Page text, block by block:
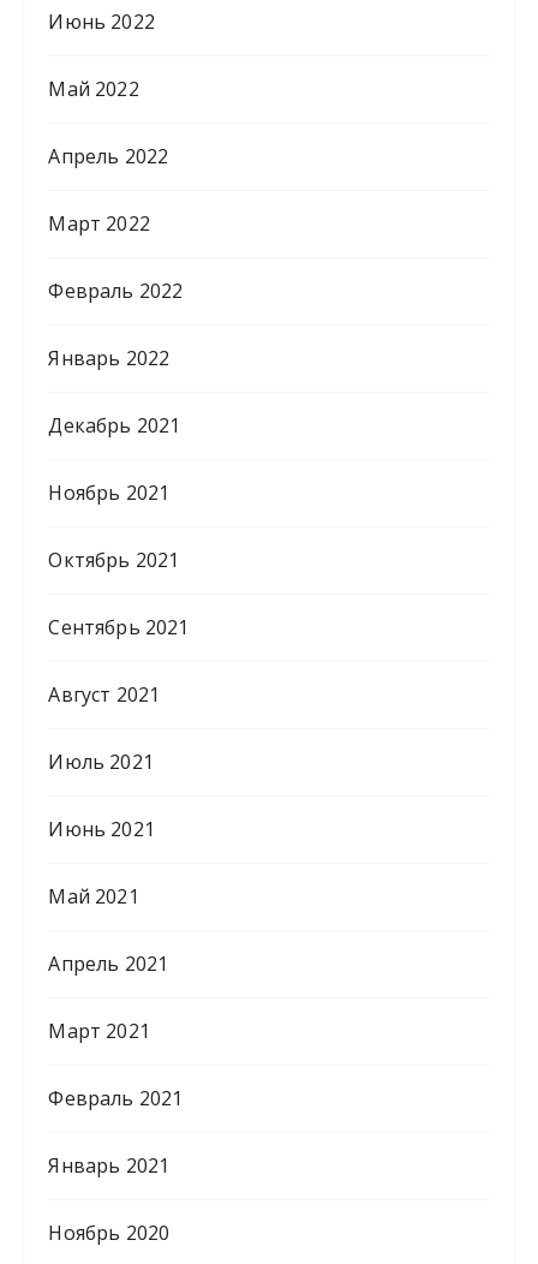
Июнь 2022
Май 2022
Апрель 2022
Март 2022
Февраль 2022
Январь 2022
Декабрь 2021
Ноябрь 2021
Октябрь 2021
Сентябрь 2021
Август 2021
Июль 2021
Июнь 2021
Май 2021
Апрель 2021
Март 2021
Февраль 2021
Январь 2021
Ноябрь 2020